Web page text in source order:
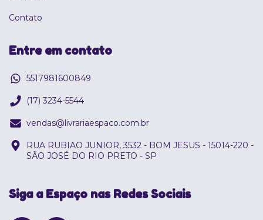
Contato
Entre em contato
5517981600849
(17) 3234-5544
vendas@livrariaespaco.com.br
RUA RUBIAO JUNIOR, 3532 - BOM JESUS - 15014-220 -
SÃO JOSÉ DO RIO PRETO - SP
Siga a Espaço nas Redes Sociais